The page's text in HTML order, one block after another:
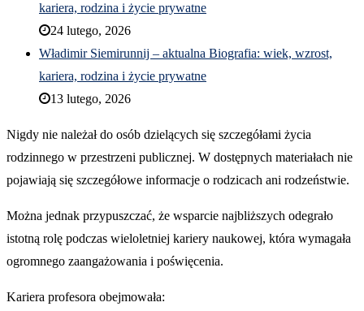
kariera, rodzina i życie prywatne
24 lutego, 2026
Władimir Siemirunnij – aktualna Biografia: wiek, wzrost,
kariera, rodzina i życie prywatne
13 lutego, 2026
Nigdy nie należał do osób dzielących się szczegółami życia
rodzinnego w przestrzeni publicznej. W dostępnych materiałach nie
pojawiają się szczegółowe informacje o rodzicach ani rodzeństwie.
Można jednak przypuszczać, że wsparcie najbliższych odegrało
istotną rolę podczas wieloletniej kariery naukowej, która wymagała
ogromnego zaangażowania i poświęcenia.
Kariera profesora obejmowała: